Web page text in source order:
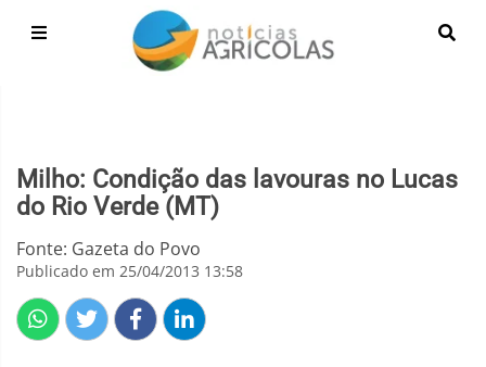
Milho: Condição das lavouras no Lucas
do Rio Verde (MT)
Fonte: Gazeta do Povo
Publicado em 25/04/2013 13:58